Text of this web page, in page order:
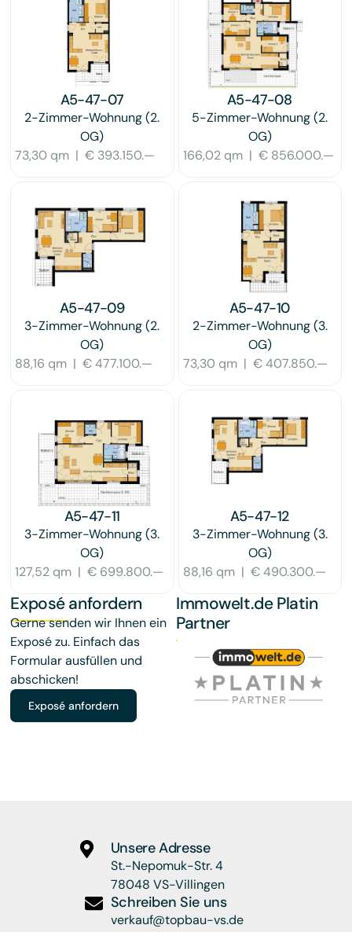
A5-47-07
2-Zimmer-Wohnung(2.
OG)
73,30 qm |€ 393.150.—
A5-47-08
5-Zimmer-Wohnung(2.
OG)
166,02 qm| € 856.000.—
A5-47-09
3-Zimmer-Wohnung(2.
OG)
88,16 qm |€ 477.100.—
A5-47-10
2-Zimmer-Wohnung(3.
OG)
73,30 qm| € 407.850.—
A5-47-11
3-Zimmer-Wohnung(3.
OG)
127,52 qm |€ 699.800.—
A5-47-12
3-Zimmer-Wohnung(3.
OG)
88,16 qm| € 490.300.—
Exposé anfordern
Gerne senden wir Ihnen ein
Exposé zu. Einfach das
Formular ausfüllen und
abschicken!
Exposé anfordern
Immowelt.de Platin
Partner
Unsere Adresse
St.-Nepomuk-Str. 4
78048 VS-Villingen
Schreiben Sie uns
verkauf@topbau-vs.de